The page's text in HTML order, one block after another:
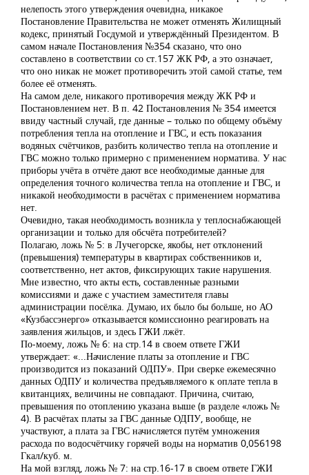
нелепость этого утверждения очевидна, никакое
Постановление Правительства не может отменять Жилищный
кодекс, принятый Госдумой и утверждённый Президентом. В
самом начале Постановления №354 сказано, что оно
составлено в соответствии со ст.157 ЖК РФ, а это означает,
что оно никак не может противоречить этой самой статье, тем
более её отменять.
На самом деле, никакого противоречия между ЖК РФ и
Постановлением нет. В п. 42 Постановления № 354 имеется
ввиду частный случай, где данные – только по общему объёму
потребления тепла на отопление и ГВС, и есть показания
водяных счётчиков, разбить количество тепла на отопление и
ГВС можно только примерно с применением норматива. У нас
приборы учёта в отчёте дают все необходимые данные для
определения точного количества тепла на отопление и ГВС, и
никакой необходимости в расчётах с применением норматива
нет.
Очевидно, такая необходимость возникла у теплоснабжающей
организации и только для обсчёта потребителей?
Полагаю, ложь № 5: в Лучегорске, якобы, нет отклонений
(превышения) температуры в квартирах собственников и,
соответственно, нет актов, фиксирующих такие нарушения.
Мне известно, что акты есть, составленные разными
комиссиями и даже с участием заместителя главы
администрации посёлка. Думаю, их было бы больше, но АО
«Кузбассэнерго» отказывается комиссионно реагировать на
заявления жильцов, и здесь ГЖИ лжёт.
По-моему, ложь № 6: на стр.14 в своем ответе ГЖИ
утверждает: «...Начисление платы за отопление и ГВС
производится из показаний ОДПУ». При сверке ежемесячно
данных ОДПУ и количества предъявляемого к оплате тепла в
квитанциях, величины не совпадают. Причина, считаю,
превышения по отоплению указана выше (в разделе «ложь №
4). В расчётах платы за ГВС данные ОДПУ, вообще, не
участвуют, а плата за ГВС начисляется путём умножения
расхода по водосчётчику горячей воды на норматив 0,056198
Гкал/куб. м.
На мой взгляд, ложь № 7: на стр.16-17 в своем ответе ГЖИ